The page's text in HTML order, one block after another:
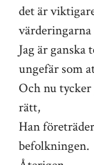
det är
värderingarna
Jag är ganska
ungefär som
Och nu
rätt,
Han
befolkningen.